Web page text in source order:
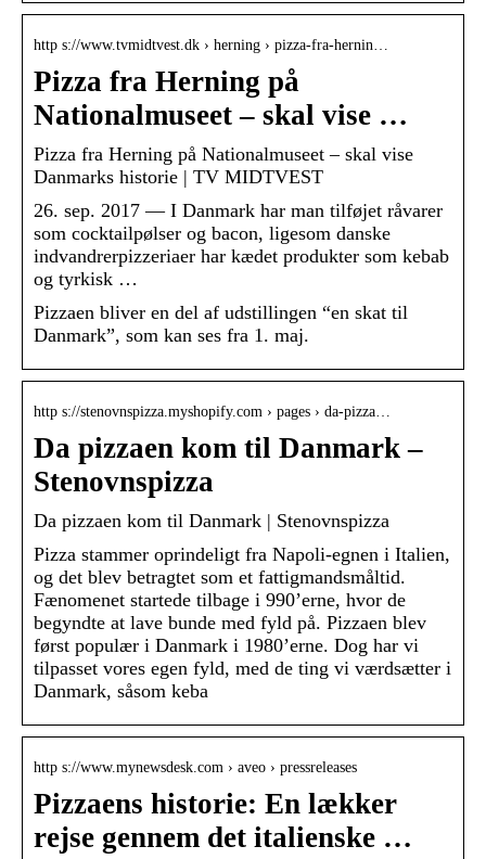
http s://www.tvmidtvest.dk › herning › pizza-fra-hernin…
Pizza fra Herning på
Nationalmuseet – skal vise …
Pizza fra Herning på Nationalmuseet – skal vise
Danmarks historie | TV MIDTVEST
26. sep. 2017 — I Danmark har man tilføjet råvarer
som cocktailpølser og bacon, ligesom danske
indvandrerpizzeriaer har kædet produkter som kebab
og tyrkisk …
Pizzaen bliver en del af udstillingen “en skat til
Danmark”, som kan ses fra 1. maj.
http s://stenovnspizza.myshopify.com › pages › da-pizza…
Da pizzaen kom til Danmark –
Stenovnspizza
Da pizzaen kom til Danmark | Stenovnspizza
Pizza stammer oprindeligt fra Napoli-egnen i Italien,
og det blev betragtet som et fattigmandsmåltid.
Fænomenet startede tilbage i 990’erne, hvor de
begyndte at lave bunde med fyld på. Pizzaen blev
først populær i Danmark i 1980’erne. Dog har vi
tilpasset vores egen fyld, med de ting vi værdsætter i
Danmark, såsom keba
http s://www.mynewsdesk.com › aveo › pressreleases
Pizzaens historie: En lækker
rejse gennem det italienske …